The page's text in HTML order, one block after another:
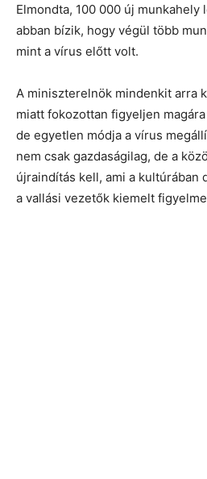
Elmondta, 100 000 új munkahely
abban bízik, hogy végül több
mint a vírus előtt volt.
A miniszterelnök mindenkit arra
miatt fokozottan figyeljen
de egyetlen módja a vírus
nem csak gazdaságilag, de a
újraindítás kell, ami a kultúrában
a vallási vezetők kiemelt